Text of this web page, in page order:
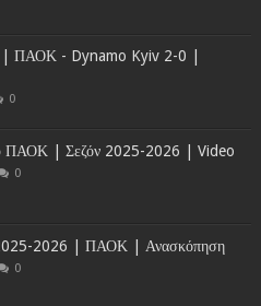
| ΠΑΟΚ - Dynamo Kyiv 2-0 |
0
ΠΑΟΚ | Σεζόν 2025-2026 | Video
0
2026 | ΠΑΟΚ | Ανασκόπηση
0